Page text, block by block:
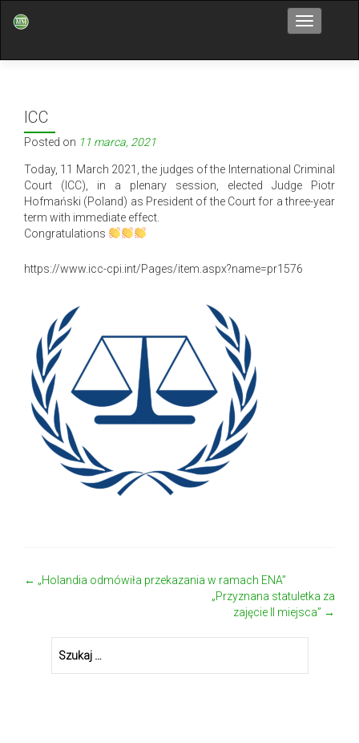
Przełącz
ICC
Posted on 11 marca, 2021
Today, 11 March 2021, the judges of the International Criminal
Court (ICC), in a plenary session, elected Judge Piotr
Hofmański (Poland) as President of the Court for a three-year
term with immediate effect.
Congratulations
https://www.icc-cpi.int/Pages/item.aspx?name=pr1576
← „Holandia odmówiła przekazania w ramach ENA”
„Przyznana statuletka za
zajęcie II miejsca” →